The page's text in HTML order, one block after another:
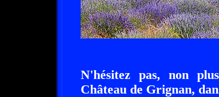
N'hésitez pas, non
Château de Grignan,